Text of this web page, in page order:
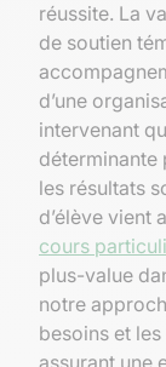
réussite. La
de soutien
d’une
intervenant
déterminante
les résultats
d’élève vient
cours
plus-value
notre
besoins et
assurant une